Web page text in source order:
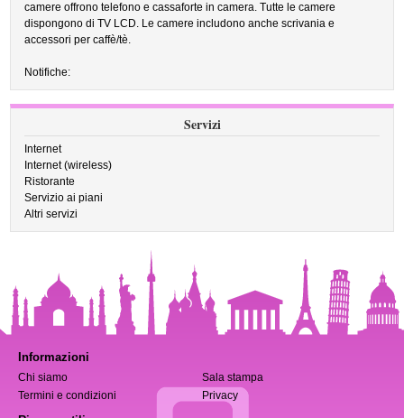
camere offrono telefono e cassaforte in camera. Tutte le camere
dispongono di TV LCD. Le camere includono anche scrivania e
accessori per caffè/tè.
Notifiche:
Servizi
Internet
Internet (wireless)
Ristorante
Servizio ai piani
Altri servizi
Informazioni
Chi siamo
Sala stampa
Termini e condizioni
Privacy